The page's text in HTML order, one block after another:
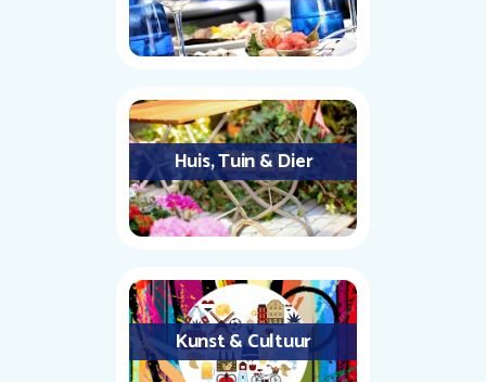
Huis, Tuin & Dier
Kunst & Cultuur